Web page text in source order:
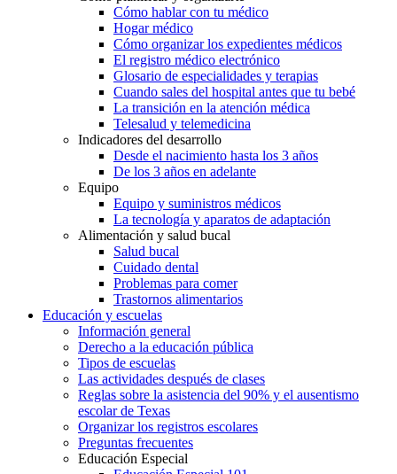
Cómo hablar con tu médico
Hogar médico
Cómo organizar los expedientes médicos
El registro médico electrónico
Glosario de especialidades y terapias
Cuando sales del hospital antes que tu bebé
La transición en la atención médica
Telesalud y telemedicina
Indicadores del desarrollo
Desde el nacimiento hasta los 3 años
De los 3 años en adelante
Equipo
Equipo y suministros médicos
La tecnología y aparatos de adaptación
Alimentación y salud bucal
Salud bucal
Cuidado dental
Problemas para comer
Trastornos alimentarios
Educación y escuelas
Información general
Derecho a la educación pública
Tipos de escuelas
Las actividades después de clases
Reglas sobre la asistencia del 90% y el ausentismo
escolar de Texas
Organizar los registros escolares
Preguntas frecuentes
Educación Especial